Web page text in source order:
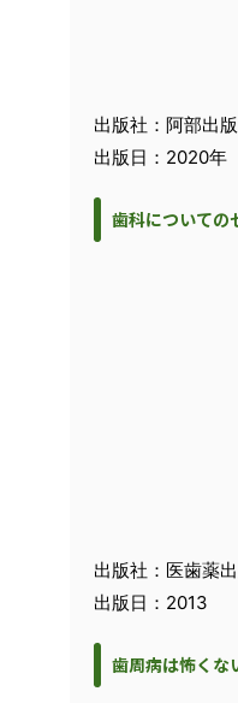
出版社：阿部出版
出版日：2020年
歯科についての
出版社：医歯薬
出版日：2013
歯周病は怖くな